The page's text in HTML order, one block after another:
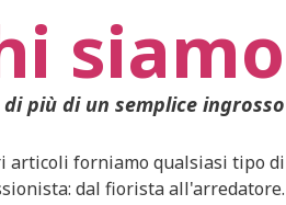
siamo
più di un semplice ingrosso
articoli forniamo qualsiasi tipo di
dal fiorista all'arredatore.